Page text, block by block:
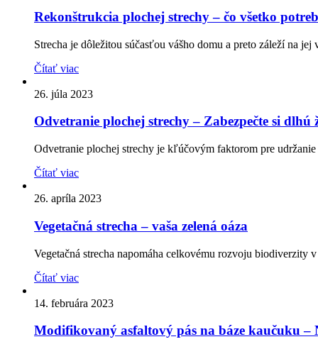
Rekonštrukcia plochej strechy – čo všetko
Strecha je dôležitou súčasťou vášho domu a preto záleží na jej
Čítať viac
26. júla 2023
Odvetranie plochej strechy – Zabezpečte si dlhú
Odvetranie plochej strechy je kľúčovým faktorom pre
Čítať viac
26. apríla 2023
Vegetačná strecha – vaša zelená oáza
Vegetačná strecha napomáha celkovému rozvoju biodiverzity
Čítať viac
14. februára 2023
Modifikovaný asfaltový pás na báze kaučuku –